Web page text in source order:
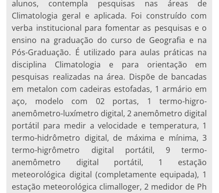
alunos, contempla pesquisas nas áreas de
Climatologia geral e aplicada. Foi construído com
verba institucional para fomentar as pesquisas e o
ensino na graduação do curso de Geografia e na
Pós-Graduação. É utilizado para aulas práticas na
disciplina Climatologia e para orientação em
pesquisas realizadas na área. Dispõe de bancadas
em metalon com cadeiras estofadas, 1 armário em
aço, modelo com 02 portas, 1 termo-higro-
anemômetro-luxímetro digital, 2 anemômetro digital
portátil para medir a velocidade e temperatura, 1
termo-hidrômetro digital, de máxima e mínima, 3
termo-higrômetro digital portátil, 9 termo-
anemômetro digital portátil, 1 estação
meteorológica digital (completamente equipada), 1
estação meteorológica climalloger, 2 medidor de Ph